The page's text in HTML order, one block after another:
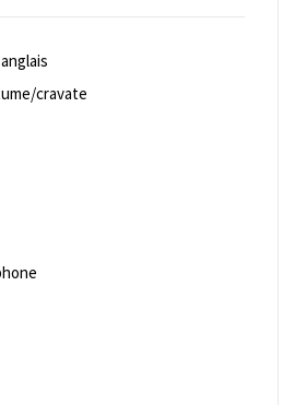
cravate